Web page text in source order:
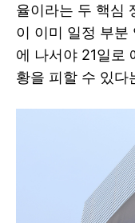
율이라는 두 핵심
이 이미 일정 부분
에 나서야 21일로
황을 피할 수 있다